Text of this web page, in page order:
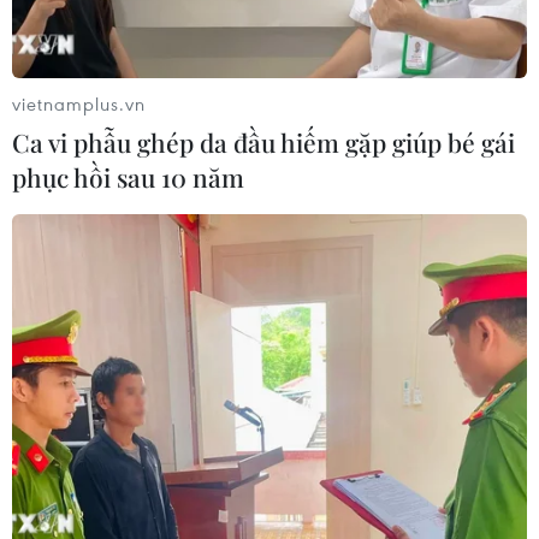
Liên hợp quốc: Xung đột Ukraine trải
qua tháng đẫm máu nhất
05/08/2026 23:47
Đức điều tra vụ UAV gắn thuốc nổ
xuất hiện tại sân bay
Bất ổn địa chính trị kìm hãm tăng
trưởng Eurozone
05/08/2026 22:59
vietnamplus.vn
Ca vi phẫu ghép da đầu hiếm gặp giúp bé gái
phục hồi sau 10 năm